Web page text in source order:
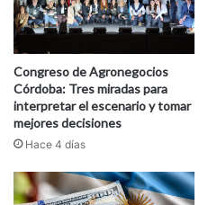
Congreso de Agronegocios
Córdoba: Tres miradas para
interpretar el escenario y tomar
mejores decisiones
Hace 4 días